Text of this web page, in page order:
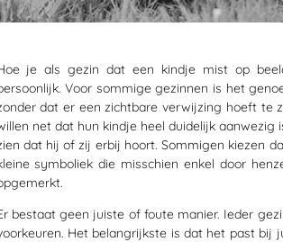
je als gezin dat een kindje mist op
Voor sommige gezinnen is het
dat er een zichtbare verwijzing hoeft te
net dat hun kindje heel duidelijk aanwezig
dat hij of zij erbij hoort. Sommigen kiezen
symboliek die misschien enkel door
bestaat geen juiste of foute manier. Ieder
Het belangrijkste is dat het past bij